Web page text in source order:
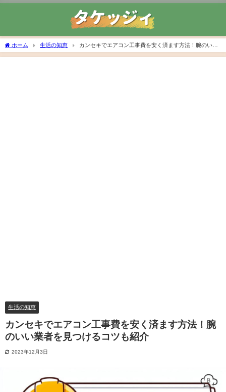
ホーム 生活の知恵
カンセキでエアコン工事費を安く済ます方法！腕のいい
業者を見つけるコツも紹介
生活の知恵
カンセキでエアコン工事費を安く済ます方法！腕
のいい業者を見つけるコツも紹介
2023年12月3日